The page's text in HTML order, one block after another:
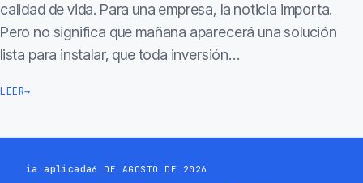
calidad de vida. Para una empresa, la noticia importa.
Pero no significa que mañana aparecerá una solución
lista para instalar, que toda inversión…
LEER→
ia aplicada6 DE AGOSTO DE 2026